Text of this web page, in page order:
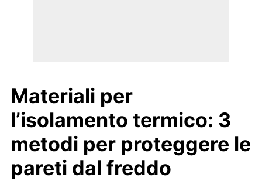
Materiali per
l’isolamento termico: 3
metodi per proteggere le
pareti dal freddo